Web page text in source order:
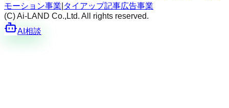
モーション事業 タイアップ記事広告事業
(C) Ai-LAND Co.,Ltd. All rights reserved.
AI相談